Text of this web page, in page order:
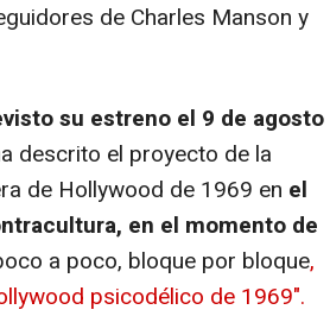
de Charles Manson y
su estreno el 9 de agosto
descrito el proyecto de la
de Hollywood de 1969 en el
en el momento de
a poco, bloque por bloque,
psicodélico de 1969".